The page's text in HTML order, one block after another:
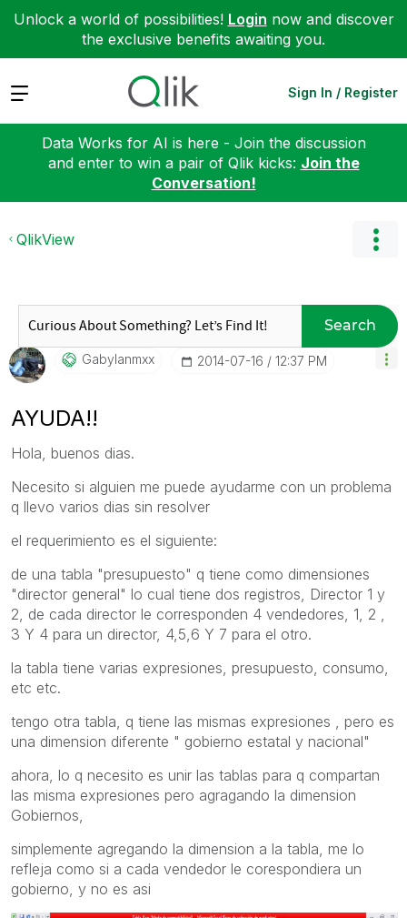
Unlock a world of possibilities! Login now and discover
the exclusive benefits awaiting you.
Expand Sign In / Register
Data Works for AI is here - Join the discussion
and enter to win a pair of Qlik kicks: Join the
Conversation!
QlikView
Search
Gabylanmxx ‎2014-07-16 12:37 PM
AYUDA!!
Hola, buenos dias.
Necesito si alguien me puede ayudarme con un problema
q llevo varios dias sin resolver
el requerimiento es el siguiente:
de una tabla "presupuesto" q tiene como dimensiones
"director general" lo cual tiene dos registros, Director 1 y
2, de cada director le corresponden 4 vendedores, 1, 2 ,
3 Y 4 para un director, 4,5,6 Y 7 para el otro.
la tabla tiene varias expresiones, presupuesto, consumo,
etc etc.
tengo otra tabla, q tiene las mismas expresiones , pero es
una dimension diferente " gobierno estatal y nacional"
ahora, lo q necesito es unir las tablas para q compartan
las misma expresiones pero agragando la dimension
Gobiernos,
simplemente agregando la dimension a la tabla, me lo
refleja como si a cada vendedor le corespondiera un
gobierno, y no es asi